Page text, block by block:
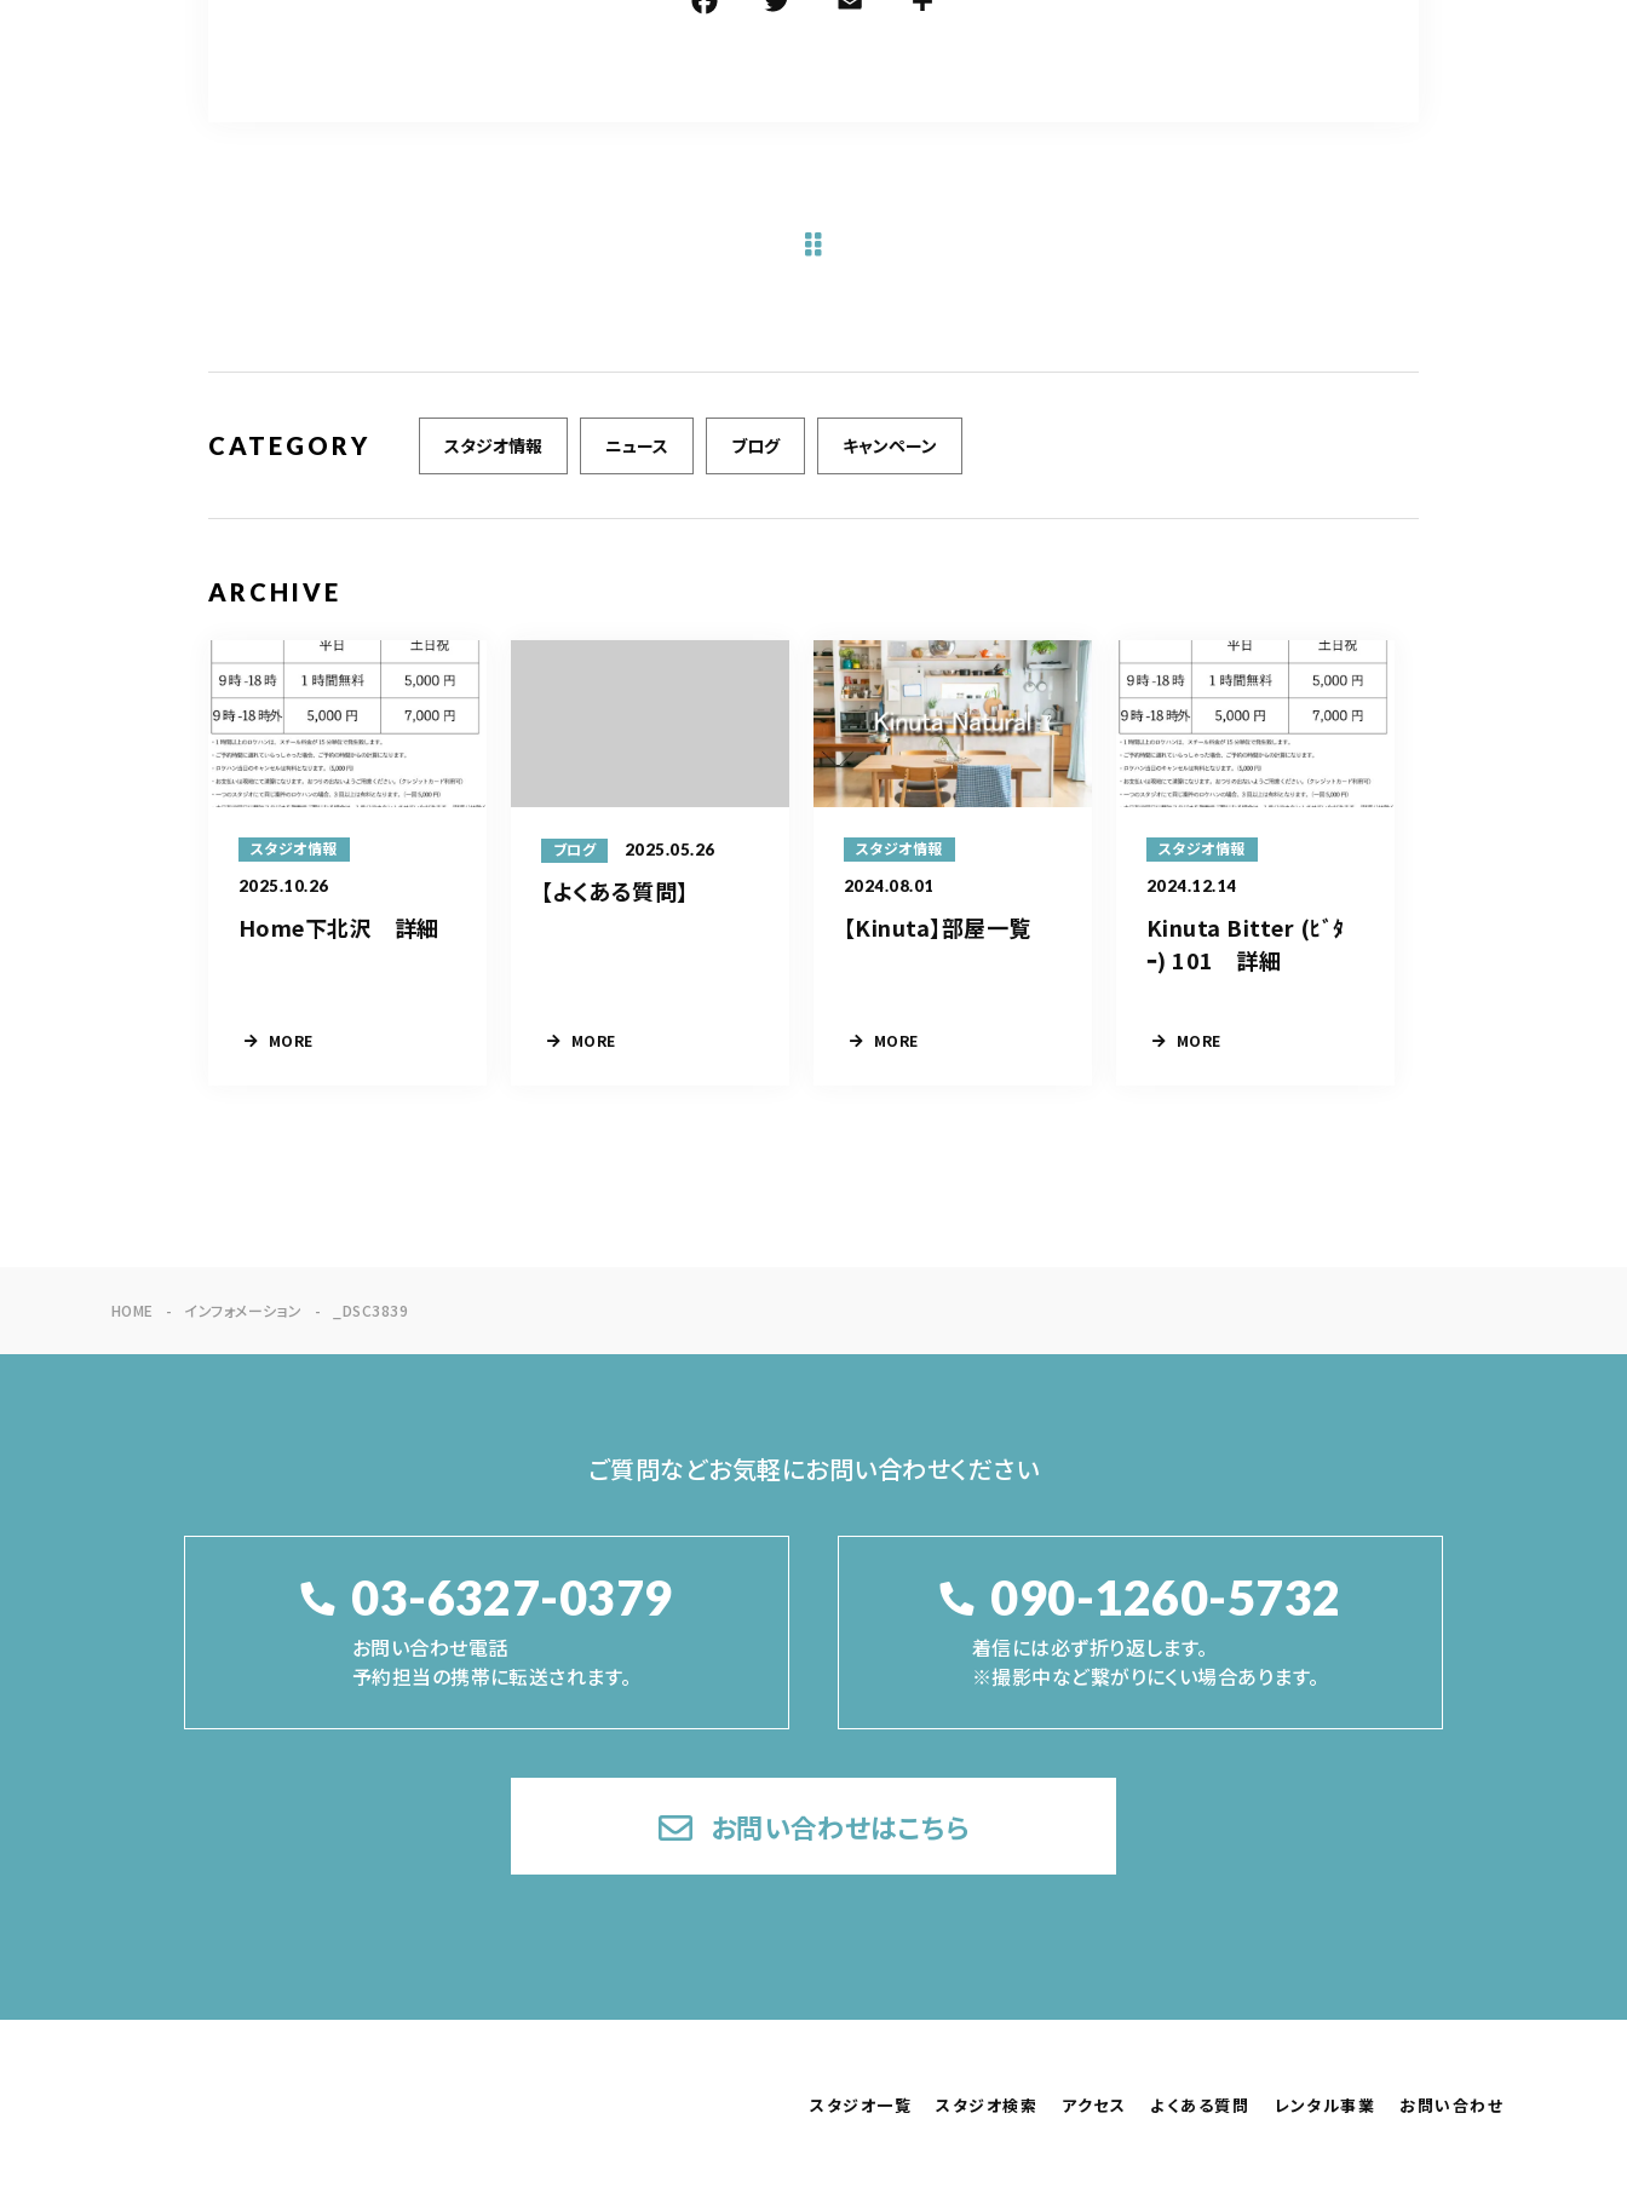
CATEGORY スタジオ情報 ニュース ブログ キャンペーン
ARCHIVE
スタジオ情報
2025.10.26
Home下北沢 詳細
MORE
ブログ 2025.05.26
【よくある質問】
MORE
スタジオ情報
2024.08.01
【Kinuta】部屋一覧
MORE
スタジオ情報
2024.12.14
Kinuta Bitter (ﾋﾞﾀ
ｰ) 101 詳細
MORE
HOME インフォメーション _DSC3839
ご質問などお気軽にお問い合わせください
03-6327-0379
お問い合わせ電話
予約担当の携帯に転送されます。
090-1260-5732
着信には必ず折り返します。
※撮影中など繋がりにくい場合あります。
お問い合わせはこちら
スタジオ一覧 スタジオ検索 アクセス よくある質問 レンタル事業 お問い合わせ